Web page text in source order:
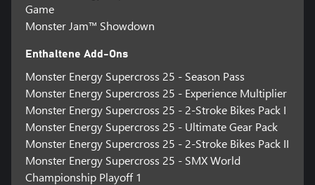
Game
Monster Jam™ Showdown
Enthaltene Add-Ons
Monster Energy Supercross 25 - Season Pass
Monster Energy Supercross 25 - Experience Multiplier
Monster Energy Supercross 25 - 2-Stroke Bikes Pack I
Monster Energy Supercross 25 - Ultimate Gear Pack
Monster Energy Supercross 25 - 2-Stroke Bikes Pack II
Monster Energy Supercross 25 - SMX World
Championship Playoff 1